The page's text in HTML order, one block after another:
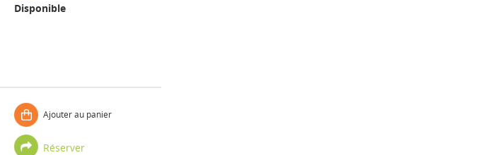
Disponible
Ajouter au panier
Réserver